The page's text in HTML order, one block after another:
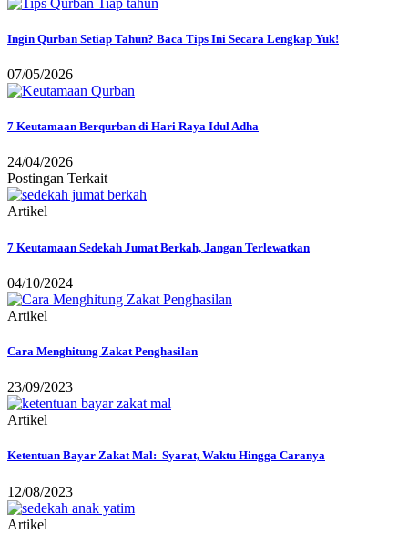
Ingin Qurban Setiap Tahun? Baca Tips Ini Secara Lengkap Yuk!
07/05/2026
7 Keutamaan Berqurban di Hari Raya Idul Adha
24/04/2026
Postingan Terkait
Artikel
7 Keutamaan Sedekah Jumat Berkah, Jangan Terlewatkan
04/10/2024
Artikel
Cara Menghitung Zakat Penghasilan
23/09/2023
Artikel
Ketentuan Bayar Zakat Mal: Syarat, Waktu Hingga Caranya
12/08/2023
Artikel